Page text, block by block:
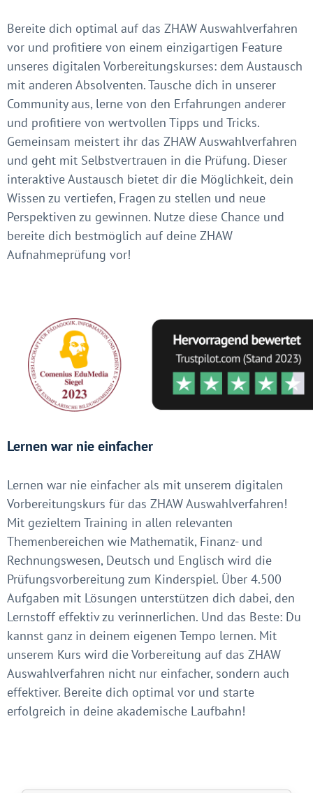
Bereite dich optimal auf das ZHAW Auswahlverfahren
vor und profitiere von einem einzigartigen Feature
unseres digitalen Vorbereitungskurses: dem Austausch
mit anderen Absolventen. Tausche dich in unserer
Community aus, lerne von den Erfahrungen anderer
und profitiere von wertvollen Tipps und Tricks.
Gemeinsam meistert ihr das ZHAW Auswahlverfahren
und geht mit Selbstvertrauen in die Prüfung. Dieser
interaktive Austausch bietet dir die Möglichkeit, dein
Wissen zu vertiefen, Fragen zu stellen und neue
Perspektiven zu gewinnen. Nutze diese Chance und
bereite dich bestmöglich auf deine ZHAW
Aufnahmeprüfung vor!
Lernen war nie einfacher
Lernen war nie einfacher als mit unserem digitalen
Vorbereitungskurs für das ZHAW Auswahlverfahren!
Mit gezieltem Training in allen relevanten
Themenbereichen wie Mathematik, Finanz- und
Rechnungswesen, Deutsch und Englisch wird die
Prüfungsvorbereitung zum Kinderspiel. Über 4.500
Aufgaben mit Lösungen unterstützen dich dabei, den
Lernstoff effektiv zu verinnerlichen. Und das Beste: Du
kannst ganz in deinem eigenen Tempo lernen. Mit
unserem Kurs wird die Vorbereitung auf das ZHAW
Auswahlverfahren nicht nur einfacher, sondern auch
effektiver. Bereite dich optimal vor und starte
erfolgreich in deine akademische Laufbahn!